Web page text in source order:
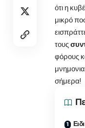
ότι η
μικρό
τους
φόρους
σήμερα!